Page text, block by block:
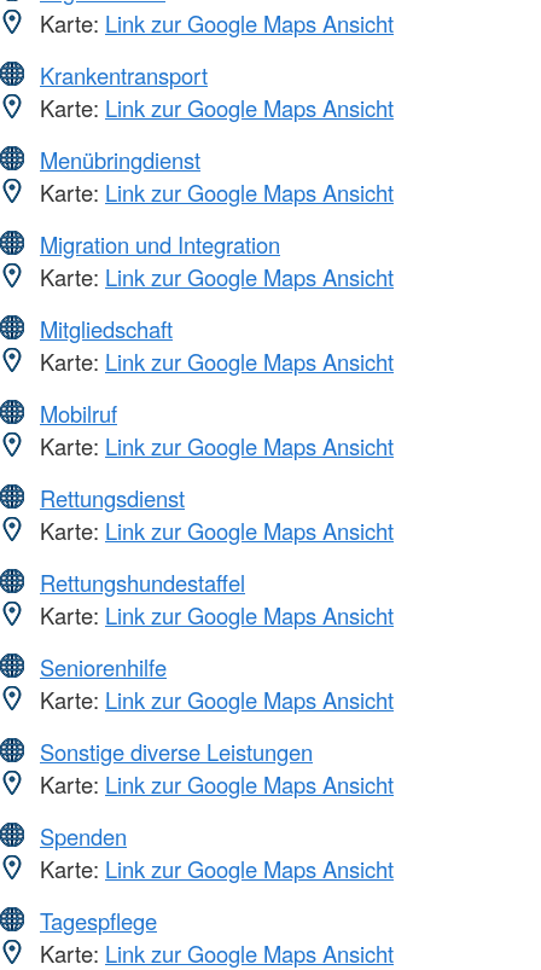
Karte: Link zur Google Maps Ansicht
Krankentransport
Karte: Link zur Google Maps Ansicht
Menübringdienst
Karte: Link zur Google Maps Ansicht
Migration und Integration
Karte: Link zur Google Maps Ansicht
Mitgliedschaft
Karte: Link zur Google Maps Ansicht
Mobilruf
Karte: Link zur Google Maps Ansicht
Rettungsdienst
Karte: Link zur Google Maps Ansicht
Rettungshundestaffel
Karte: Link zur Google Maps Ansicht
Seniorenhilfe
Karte: Link zur Google Maps Ansicht
Sonstige diverse Leistungen
Karte: Link zur Google Maps Ansicht
Spenden
Karte: Link zur Google Maps Ansicht
Tagespflege
Karte: Link zur Google Maps Ansicht